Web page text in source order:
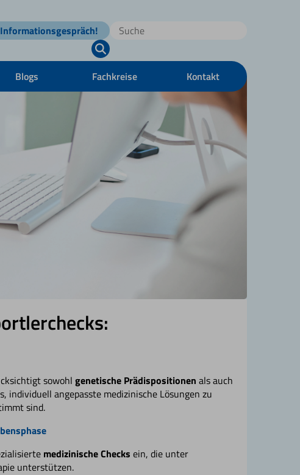
Blogs Fachkreise Kontakt
sowohl genetische Prädispositionen als auch
individuell angepasste medizinische Lösungen zu
sind.
medizinische Checks ein, die unter
unterstützen.